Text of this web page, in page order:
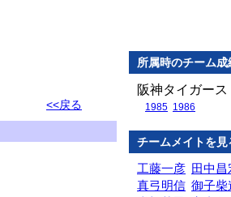
所属時のチーム成
阪神タイガース
1985 1986
チームメイトを見
工藤一彦 田中昌
真弓明信 御子柴
<<戻る